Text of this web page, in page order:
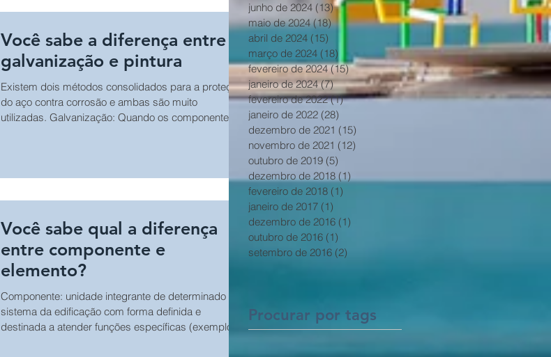
Você sabe a diferença entre
galvanização e pintura
Existem dois métodos consolidados para a proteção
do aço contra corrosão e ambas são muito
utilizadas. Galvanização: Quando os componentes
Você sabe qual a diferença
entre componente e
elemento?
Componente: unidade integrante de determinado
sistema da edificação com forma definida e
destinada a atender funções específicas (exemplo:
junho de 2024 (13)13 posts
maio de 2024 (18)18 posts
abril de 2024 (15)
março de 2024 (18) 18 posts
fevereiro de 2024 (15)15 posts
janeiro de 2024 (7)7 posts
fevereiro de 2022 (1)1 post
janeiro de 2022 (28)
dezembro de 2021 (15)
novembro de 2021 (12)
outubro de 2019 (5)
dezembro de 2018 (1)
fevereiro de 2018 (1)
janeiro de 2017 (1)
dezembro de 2016 (1)
outubro de 2016 (1)
setembro de 2016 (2)
Procurar por tags